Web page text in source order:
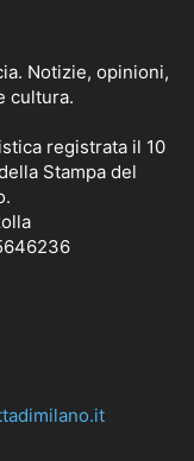
Notizie, opinioni,
cultura.
registrata il 10
Stampa del